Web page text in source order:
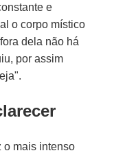
e
o corpo místico
dela não há
por assim
o mais intenso